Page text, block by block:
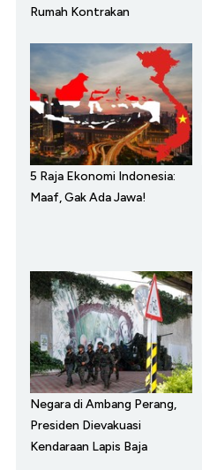
Rumah Kontrakan
5 Raja Ekonomi Indonesia:
Maaf, Gak Ada Jawa!
Negara di Ambang Perang,
Presiden Dievakuasi
Kendaraan Lapis Baja